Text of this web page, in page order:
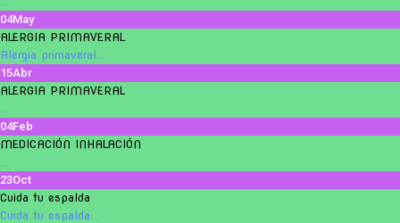
04May
ALERGIA PRIMAVERAL
Alergia primaveral...
15Abr
ALERGIA PRIMAVERAL
04Feb
MEDICACIÓN INHALACIÓN
23Oct
Cuida tu espalda
Cuida tu espalda...